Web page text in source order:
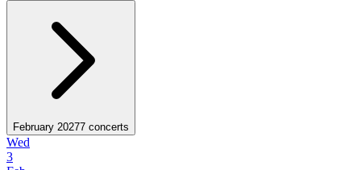
February 20277 concerts
Wed
3